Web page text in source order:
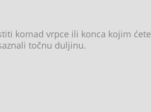
komad vrpce ili konca kojim ćete
točnu duljinu.